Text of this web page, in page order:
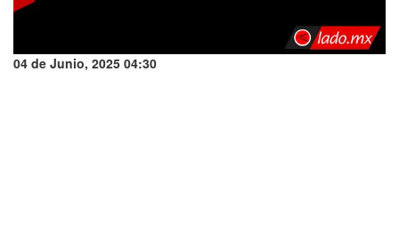
04 de Junio, 2025 04:30